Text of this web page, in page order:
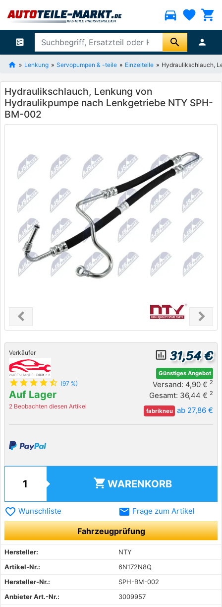
directions_car favorite shopping_cart
ballot search person
Lenkung Servopumpen & -teile Einzelteile Hydraulikschlauch,
Hydraulikschlauch, Lenkung von
Hydraulikpumpe nach Lenkgetriebe NTY SPH-
BM-002
chevron_leftPrevious chevron_right
Next
Verkäufer
star star star star star_half (97 %)
Auf Lager
2 Beobachten diesen Artikel
insert_chart_outlined 31,54 €
Günstiges Angebot
Versand: 4,90 € 2
Gesamt: 36,44 € 2
fabrikneu ab 27,86 €
shopping_cart WARENKORB
favorite_border Wunschliste email Frage zum Artikel
Fahrzeugprüfung
Hersteller:
NTY
Artikel-Nr.:
6N172N8Q
Hersteller-Nr.:
SPH-BM-002
Anbieter Art.-Nr.:
3009957